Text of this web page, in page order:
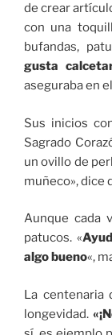
de crear
con una
bufandas,
gusta
aseguraba en
Sus inicios
Sagrado
un ovillo de
muñeco», dice
Aunque cada
patucos. «
algo bueno«,
La
longevidad.